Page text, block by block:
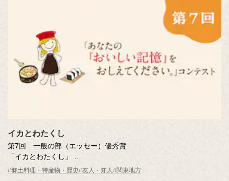
イカとわたくし
第7回 一般の部（エッセー）優秀賞
「イカとわたくし」
谷口 治子さん（東京都・49歳）
#郷土料理・特産物・歴史#友人・知人 #関東地方